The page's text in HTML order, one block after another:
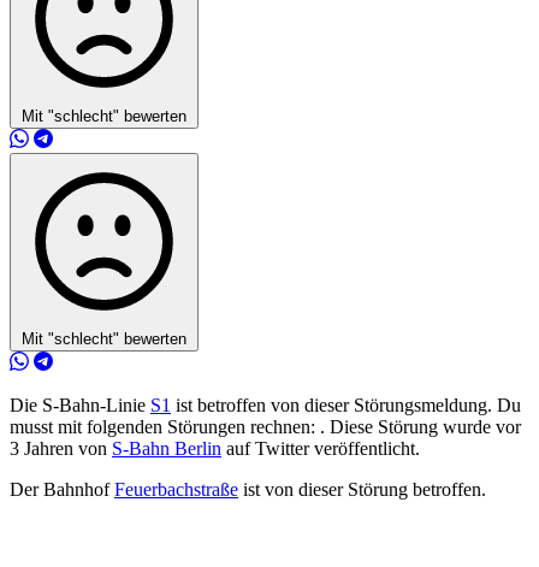
Mit "schlecht" bewerten
Mit "schlecht" bewerten
Die S-Bahn-Linie S1 ist betroffen von dieser Störungsmeldung. Du
musst mit folgenden Störungen rechnen: . Diese Störung wurde vor
3 Jahren von S-Bahn Berlin auf Twitter veröffentlicht.
Der BahnhofFeuerbachstraße ist von dieser Störung betroffen.